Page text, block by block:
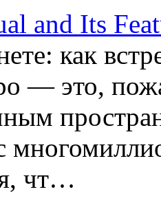
and Its
как
— это,
чт…